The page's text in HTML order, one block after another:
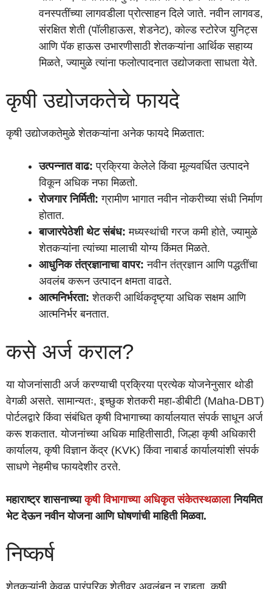
वनस्पतींच्या लागवडीला प्रोत्साहन दिले जाते. नवीन लागवड,
संरक्षित शेती (पॉलीहाऊस, शेडनेट), कोल्ड स्टोरेज युनिट्स
आणि पॅक हाऊस उभारणीसाठी शेतकऱ्यांना आर्थिक सहाय्य
मिळते, ज्यामुळे त्यांना फलोत्पादनात उद्योजकता साधता येते.
कृषी उद्योजकतेचे फायदे
कृषी उद्योजकतेमुळे शेतकऱ्यांना अनेक फायदे मिळतात:
उत्पन्नात वाढ: प्रक्रिया केलेले किंवा मूल्यवर्धित उत्पादने
विकून अधिक नफा मिळतो.
रोजगार निर्मिती: ग्रामीण भागात नवीन नोकरीच्या संधी निर्माण
होतात.
बाजारपेठेशी थेट संबंध: मध्यस्थांची गरज कमी होते, ज्यामुळे
शेतकऱ्यांना त्यांच्या मालाची योग्य किंमत मिळते.
आधुनिक तंत्रज्ञानाचा वापर: नवीन तंत्रज्ञान आणि पद्धतींचा
अवलंब करून उत्पादन क्षमता वाढते.
आत्मनिर्भरता: शेतकरी आर्थिकदृष्ट्या अधिक सक्षम आणि
आत्मनिर्भर बनतात.
कसे अर्ज कराल?
या योजनांसाठी अर्ज करण्याची प्रक्रिया प्रत्येक योजनेनुसार थोडी
वेगळी असते. सामान्यतः, इच्छुक शेतकरी महा-डीबीटी (Maha-DBT)
पोर्टलद्वारे किंवा संबंधित कृषी विभागाच्या कार्यालयात संपर्क साधून अर्ज
करू शकतात. योजनांच्या अधिक माहितीसाठी, जिल्हा कृषी अधिकारी
कार्यालय, कृषी विज्ञान केंद्र (KVK) किंवा नाबार्ड कार्यालयांशी संपर्क
साधणे नेहमीच फायदेशीर ठरते.
महाराष्ट्र शासनाच्याकृषी विभागाच्या अधिकृत संकेतस्थळालानियमित
भेट देऊन नवीन योजना आणि घोषणांची माहिती मिळवा.
निष्कर्ष